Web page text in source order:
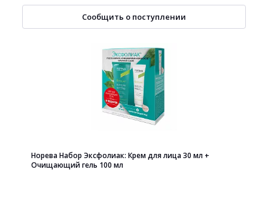
Сообщить о поступлении
Норева Набор Эксфолиак: Крем для лица 30 мл +
Очищающий гель 100 мл